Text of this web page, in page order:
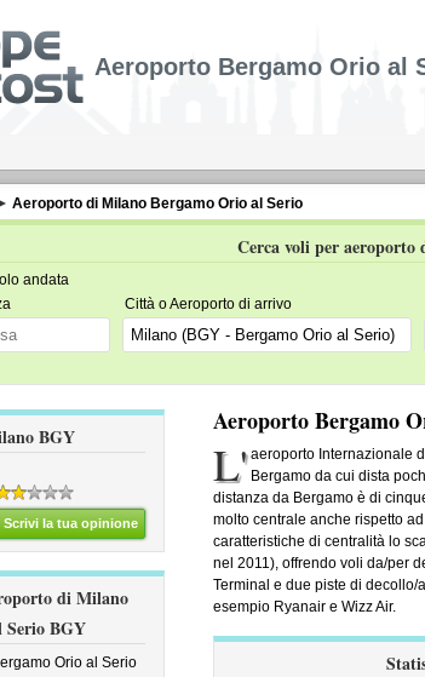
Aeroporto Bergamo Orio al
Aeroporto di Milano Bergamo Orio al Serio
Cerca voli per
andata
Città o Aeroporto di arrivo
BGY
Scrivi la tua opinione
di Milano
Serio BGY
Orio al Serio
Aeroporto Bergamo
L' aeroporto Internazionale
Bergamo da cui dista
distanza da Bergamo è di
molto centrale anche rispetto
caratteristiche di centralità lo
nel 2011), offrendo voli da/per
Terminal e due piste di
esempio Ryanair e Wizz Air.